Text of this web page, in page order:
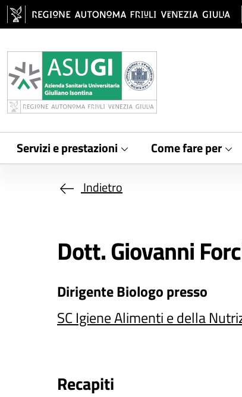
Salta al contenuto principale
Servizi e prestazioni Come fare per
Indietro
Dott. Giovanni
Dirigente Biologopresso
SC Igiene Alimenti e della
Recapiti